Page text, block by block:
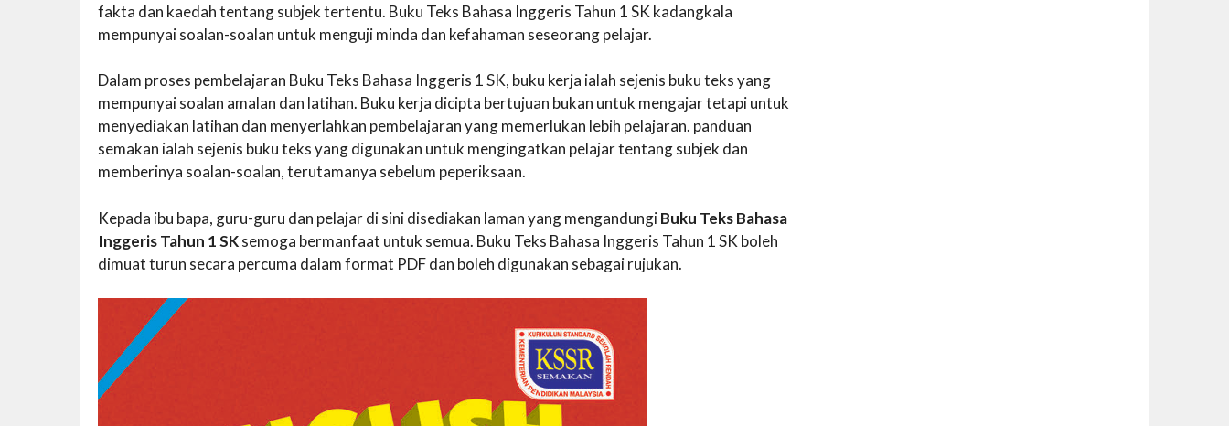
fakta dan kaedah tentang subjek tertentu. Buku Teks Bahasa Inggeris Tahun 1 SK kadangkala
mempunyai soalan-soalan untuk menguji minda dan kefahaman seseorang pelajar.
Dalam proses pembelajaran Buku Teks Bahasa Inggeris 1 SK, buku kerja ialah sejenis buku teks yang
mempunyai soalan amalan dan latihan. Buku kerja dicipta bertujuan bukan untuk mengajar tetapi untuk
menyediakan latihan dan menyerlahkan pembelajaran yang memerlukan lebih pelajaran. panduan
semakan ialah sejenis buku teks yang digunakan untuk mengingatkan pelajar tentang subjek dan
memberinya soalan-soalan, terutamanya sebelum peperiksaan.
Kepada ibu bapa, guru-guru dan pelajar di sini disediakan laman yang mengandungiBuku Teks Bahasa
Inggeris Tahun 1 SKsemoga bermanfaat untuk semua. Buku Teks Bahasa Inggeris Tahun 1 SK boleh
dimuat turun secara percuma dalam format PDF dan boleh digunakan sebagai rujukan.